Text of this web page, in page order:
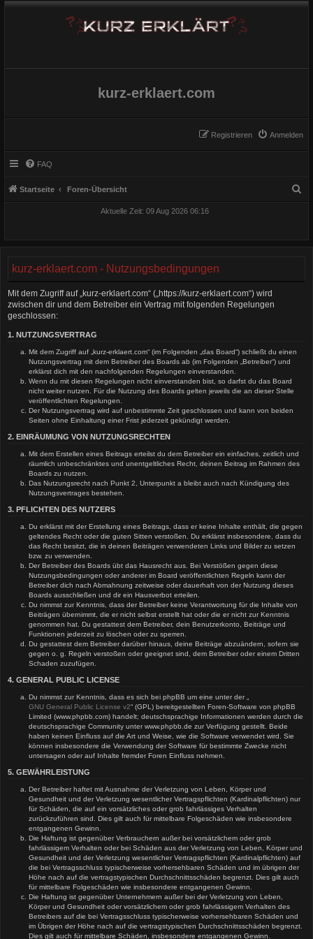
kurz-erklaert.com
Anmelden
Registrieren
FAQ
Startseite Foren-Übersicht
Aktuelle Zeit: 09 Aug 2026 06:16
kurz-erklaert.com - Nutzungsbedingungen
Mit dem Zugriff auf „kurz-erklaert.com“ („https://kurz-erklaert.com“) wird
zwischen dir und dem Betreiber ein Vertrag mit folgenden Regelungen
geschlossen:
1. NUTZUNGSVERTRAG
Mit dem Zugriff auf „kurz-erklaert.com“ (im Folgenden „das Board“) schließt du einen
Nutzungsvertrag mit dem Betreiber des Boards ab (im Folgenden „Betreiber“) und
erklärst dich mit den nachfolgenden Regelungen einverstanden.
Wenn du mit diesen Regelungen nicht einverstanden bist, so darfst du das Board
nicht weiter nutzen. Für die Nutzung des Boards gelten jeweils die an dieser Stelle
veröffentlichten Regelungen.
Der Nutzungsvertrag wird auf unbestimmte Zeit geschlossen und kann von beiden
Seiten ohne Einhaltung einer Frist jederzeit gekündigt werden.
2. EINRÄUMUNG VON NUTZUNGSRECHTEN
Mit dem Erstellen eines Beitrags erteilst du dem Betreiber ein einfaches, zeitlich und
räumlich unbeschränktes und unentgeltliches Recht, deinen Beitrag im Rahmen des
Boards zu nutzen.
Das Nutzungsrecht nach Punkt 2, Unterpunkt a bleibt auch nach Kündigung des
Nutzungsvertrages bestehen.
3. PFLICHTEN DES NUTZERS
Du erklärst mit der Erstellung eines Beitrags, dass er keine Inhalte enthält, die gegen
geltendes Recht oder die guten Sitten verstoßen. Du erklärst insbesondere, dass du
das Recht besitzt, die in deinen Beiträgen verwendeten Links und Bilder zu setzen
bzw. zu verwenden.
Der Betreiber des Boards übt das Hausrecht aus. Bei Verstößen gegen diese
Nutzungsbedingungen oder anderer im Board veröffentlichten Regeln kann der
Betreiber dich nach Abmahnung zeitweise oder dauerhaft von der Nutzung dieses
Boards ausschließen und dir ein Hausverbot erteilen.
Du nimmst zur Kenntnis, dass der Betreiber keine Verantwortung für die Inhalte von
Beiträgen übernimmt, die er nicht selbst erstellt hat oder die er nicht zur Kenntnis
genommen hat. Du gestattest dem Betreiber, dein Benutzerkonto, Beiträge und
Funktionen jederzeit zu löschen oder zu sperren.
Du gestattest dem Betreiber darüber hinaus, deine Beiträge abzuändern, sofern sie
gegen o. g. Regeln verstoßen oder geeignet sind, dem Betreiber oder einem Dritten
Schaden zuzufügen.
4. GENERAL PUBLIC LICENSE
Du nimmst zur Kenntnis, dass es sich bei phpBB um eine unter der „
GNU General Public License v2“ (GPL) bereitgestellten Foren-Software von phpBB
Limited (www.phpbb.com) handelt; deutschsprachige Informationen werden durch die
deutschsprachige Community unter www.phpbb.de zur Verfügung gestellt. Beide
haben keinen Einfluss auf die Art und Weise, wie die Software verwendet wird. Sie
können insbesondere die Verwendung der Software für bestimmte Zwecke nicht
untersagen oder auf Inhalte fremder Foren Einfluss nehmen.
5. GEWÄHRLEISTUNG
Der Betreiber haftet mit Ausnahme der Verletzung von Leben, Körper und
Gesundheit und der Verletzung wesentlicher Vertragspflichten (Kardinalpflichten) nur
für Schäden, die auf ein vorsätzliches oder grob fahrlässiges Verhalten
zurückzuführen sind. Dies gilt auch für mittelbare Folgeschäden wie insbesondere
entgangenen Gewinn.
Die Haftung ist gegenüber Verbrauchern außer bei vorsätzlichem oder grob
fahrlässigem Verhalten oder bei Schäden aus der Verletzung von Leben, Körper und
Gesundheit und der Verletzung wesentlicher Vertragspflichten (Kardinalpflichten) auf
die bei Vertragsschluss typischerweise vorhersehbaren Schäden und im übrigen der
Höhe nach auf die vertragstypischen Durchschnittsschäden begrenzt. Dies gilt auch
für mittelbare Folgeschäden wie insbesondere entgangenen Gewinn.
Die Haftung ist gegenüber Unternehmern außer bei der Verletzung von Leben,
Körper und Gesundheit oder vorsätzlichem oder grob fahrlässigem Verhalten des
Betreibers auf die bei Vertragsschluss typischerweise vorhersehbaren Schäden und
im Übrigen der Höhe nach auf die vertragstypischen Durchschnittsschäden begrenzt.
Dies gilt auch für mittelbare Schäden, insbesondere entgangenen Gewinn.